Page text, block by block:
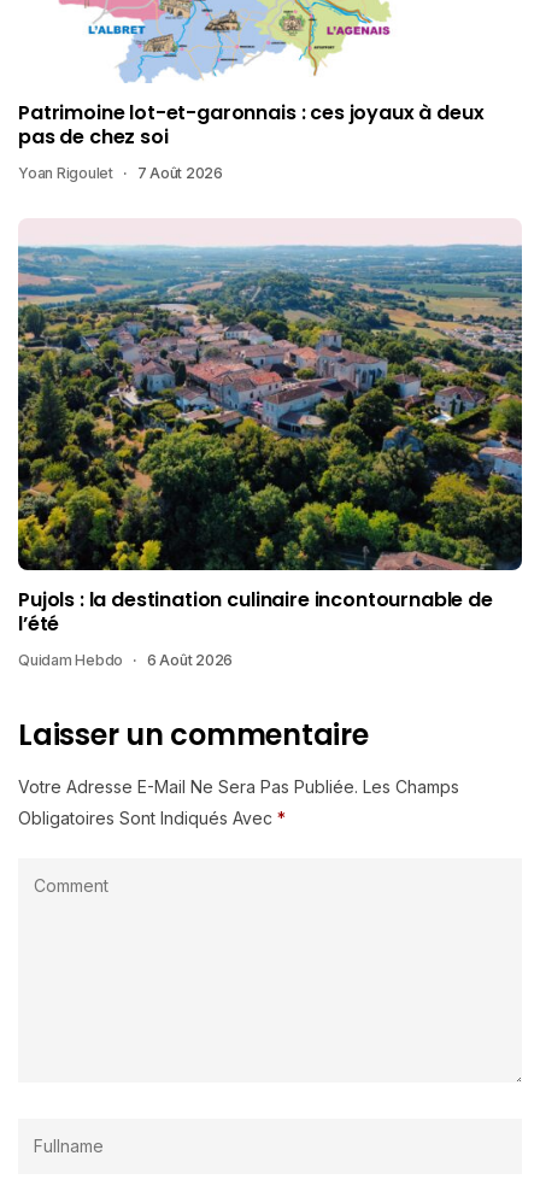
Patrimoine lot-et-garonnais : ces joyaux à deux
pas de chez soi
Yoan Rigoulet 7 Août 2026
Pujols : la destination culinaire incontournable de
l’été
Quidam Hebdo 6 Août 2026
Laisser un commentaire
Votre Adresse E-Mail Ne Sera Pas Publiée. Les Champs
Obligatoires Sont Indiqués Avec *